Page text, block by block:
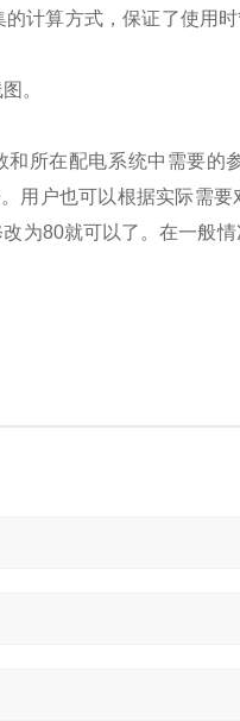
计算方式，保证了使用
。
所在配电系统中需要的
用户也可以根据实际需
为80就可以了。在一般